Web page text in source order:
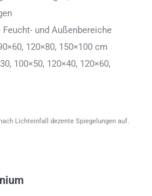
und Außenbereiche
120×80, 150×100 cm
100×50, 120×40, 120×60,
Lichteinfall dezente Spiegelungen auf.